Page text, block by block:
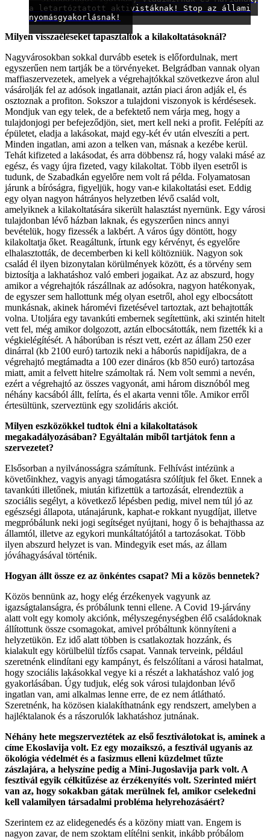
a letartóztatott aktivistáknak! Stop az állami
nyomásgyakorlásnak!
Milyen visszaéléseket tapasztaltok a kilakoltatásoknál?
Nagyvárosokban sokkal durvább esetek is előfordulnak, mert
egyszerűen nem tartják be a törvényeket. Belgrádban vannak olyan
maffiaszervezetek, amelyek a végrehajtókkal szövetkezve áron alul
vásárolják fel az adósok ingatlanait, aztán piaci áron adják el, és
osztoznak a profiton. Sokszor a tulajdoni viszonyok is kérdésesek.
Mondjuk van egy telek, de a befektető nem várja meg, hogy a
tulajdonjogi per befejeződjön, siet, mert kell neki a profit. Felépíti az
épületet, eladja a lakásokat, majd egy-két év után elveszíti a pert.
Minden ingatlan, ami azon a telken van, másnak a kezébe kerül.
Tehát kifizeted a lakásodat, és arra döbbensz rá, hogy valaki másé az
egész, és vagy újra fizeted, vagy kilakoltat. Több ilyen esetről is
tudunk, de Szabadkán egyelőre nem volt rá példa. Folyamatosan
járunk a bíróságra, figyeljük, hogy van-e kilakoltatási eset. Eddig
egy olyan nagyon hátrányos helyzetben lévő család volt,
amelyiknek a kilakoltatására sikerült halasztást nyernünk. Egy városi
tulajdonban lévő házban laknak, és egyszerűen nincs annyi
bevételük, hogy fizessék a lakbért. A város úgy döntött, hogy
kilakoltatja őket. Reagáltunk, írtunk egy kérvényt, és egyelőre
elhalasztották, de decemberben ki kell költözniük. Nagyon sok
család él ilyen bizonytalan körülmények között, és a törvény sem
biztosítja a lakhatáshoz való emberi jogaikat. Az az abszurd, hogy
amikor a végrehajtók rászállnak az adósokra, nagyon hatékonyak,
de egyszer sem hallottunk még olyan esetről, ahol egy elbocsátott
munkásnak, akinek háromévi fizetésével tartoztak, azt behajtották
volna. Utoljára egy tavankúti embernek segítettünk, aki szintén hitelt
vett fel, még amikor dolgozott, aztán elbocsátották, nem fizették ki a
végkielégítését. A háborúban is részt vett, ezért az állam 250 ezer
dinárral (kb 2100 euró) tartozik neki a háborús napidíjakra, de a
végrehajtó megtámadta a 100 ezer dináros (kb 850 euró) tartozása
miatt, amit a felvett hitelre számoltak rá. Nem volt semmi a nevén,
ezért a végrehajtó az összes vagyonát, ami három disznóból meg
néhány kacsából állt, felírta, és el akarta venni tőle. Amikor erről
értesültünk, szerveztünk egy szolidáris akciót.
Milyen eszközökkel tudtok élni a kilakoltatások
megakadályozásában? Egyáltalán miből tartjátok fenn a
szervezetet?
Elsősorban a nyilvánosságra számítunk. Felhívást intézünk a
követőinkhez, vagyis anyagi támogatásra szólítjuk fel őket. Ennek a
tavankúti illetőnek, miután kifizettük a tartozását, elrendeztük a
szociális segélyt, a következő lépésben pedig, mivel nem túl jó az
egészségi állapota, utánajárunk, kaphat-e rokkant nyugdíjat, illetve
megpróbálunk neki jogi segítséget nyújtani, hogy ő is behajthassa az
államtól, illetve az egykori munkáltatójától a tartozásokat. Több
ilyen abszurd helyzet is van. Mindegyik eset más, az állam
jóváhagyásával történik.
Hogyan állt össze ez az önkéntes csapat? Mi a közös bennetek?
Közös bennünk az, hogy elég érzékenyek vagyunk az
igazságtalanságra, és próbálunk tenni ellene. A Covid 19-járvány
alatt volt egy komoly akciónk, mélyszegénységben élő családoknak
állítottunk össze csomagokat, amivel próbáltunk könnyíteni a
helyzetükön. Ez idő alatt többen is csatlakoztak hozzánk, és
kialakult egy körülbelül tízfős csapat. Vannak terveink, például
szeretnénk elindítani egy kampányt, és felszólítani a városi hatalmat,
hogy szociális lakásokkal vegye ki a részét a lakhatáshoz való jog
gyakorlásában. Úgy tudjuk, elég sok városi tulajdonban lévő
ingatlan van, ami alkalmas lenne erre, de ez nem átlátható.
Szeretnénk, ha közösen kialakíthatnánk egy rendszert, amelyben a
hajléktalanok és a rászorulók lakhatáshoz jutnának.
Néhány hete megszerveztétek az első fesztiválotokat is, aminek a
címe Ekoslavija volt. Ez egy mozaikszó, a fesztivál ugyanis az
ökológia védelmét és a fasizmus elleni küzdelmet tűzte
zászlajára, a helyszíne pedig a Mini-Jugoslavija park volt. A
fesztivál egyik célkitűzése az érzékenyítés volt. Szerinted miért
van az, hogy sokakban gátak merülnek fel, amikor cselekedni
kell valamilyen társadalmi probléma helyrehozásáért?
Szerintem ez az elidegenedés és a közöny miatt van. Engem is
nagyon zavar, de nem szoktam elítélni senkit, inkább próbálom